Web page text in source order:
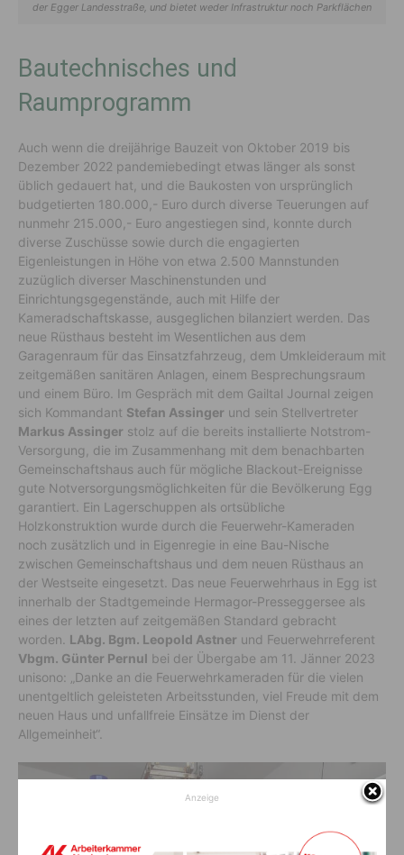
der Egger Landesstraße, und bietet weder Infrastruktur noch Parkflächen
Bautechnisches und
Raumprogramm
Auch wenn die dreijährige Bauzeit von Oktober 2019 bis
Dezember 2022 pandemiebedingt etwas länger als sonst
üblich gedauert hat, und die Baukosten von ursprünglich
budgetierten 180.000,- Euro durch diverse Teuerungen auf
nunmehr 215.000,- Euro angestiegen sind, konnte durch
diverse Zuschüsse sowie durch die engagierten
Eigenleistungen in Höhe von etwa 2.500 Mannstunden
zuzüglich diverser Maschinenstunden und
Einrichtungsgegenstände, auch mit Hilfe der
Kameradschaftskasse, ausgeglichen bilanziert werden. Das
neue Rüsthaus besteht im Wesentlichen aus dem
Garagenraum für das Einsatzfahrzeug, dem Umkleideraum mit
zeitgemäßen sanitären Anlagen, einem Besprechungsraum
und einem Büro. Im Gespräch mit dem Gailtal Journal zeigen
sich Kommandant Stefan Assinger und sein Stellvertreter
Markus Assinger stolz auf die bereits installierte Notstrom-
Versorgung, die im Zusammenhang mit dem benachbarten
Gemeinschaftshaus auch für mögliche Blackout-Ereignisse
gute Notversorgungsmöglichkeiten für die Bevölkerung Egg
garantiert. Ein Lagerschuppen als ortsübliche
Holzkonstruktion wurde durch die Feuerwehr-Kameraden
noch zusätzlich und in Eigenregie in eine Bau-Nische
zwischen Gemeinschaftshaus und dem neuen Rüsthaus an
der Westseite eingesetzt. Das neue Feuerwehrhaus in Egg ist
innerhalb der Stadtgemeinde Hermagor-Presseggersee als
eines der letzten auf zeitgemäßen Standard gebracht
worden. LAbg. Bgm. Leopold Astner und Feuerwehrreferent
Vbgm. Günter Pernul bei der Übergabe am 11. Jänner 2023
unisono: „Danke an die Feuerwehrkameraden für die vielen
unentgeltlich geleisteten Arbeitsstunden, viel Freude mit dem
neuen Haus und unfallfreie Einsätze im Dienst der
Allgemeinheit“.
Anzeige